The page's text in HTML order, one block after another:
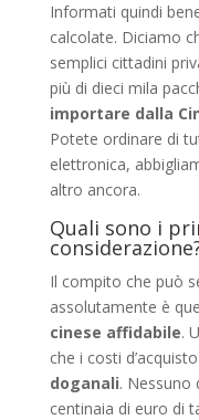
Informati quindi
calcolate. Diciamo
semplici cittadini
più di dieci mila
importare dalla
Potete ordinare di
elettronica,
altro ancora.
Quali sono i
Il compito che può
assolutamente è
cinese affidabile.
che i costi
doganali. Nessuno
centinaia di euro di